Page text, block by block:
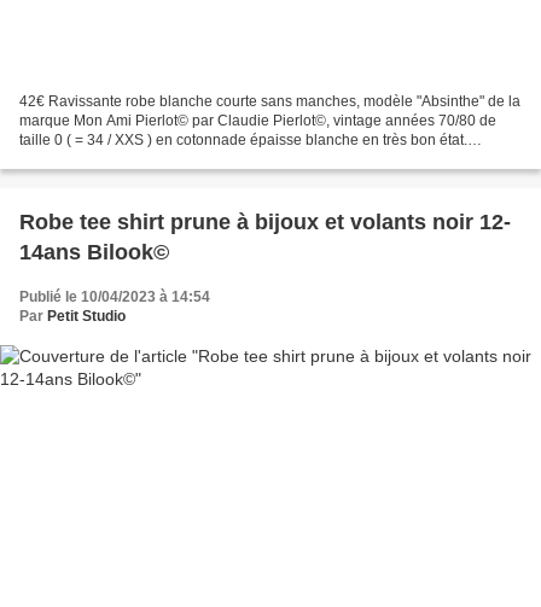
42€ Ravissante robe blanche courte sans manches, modèle "Absinthe" de la
marque Mon Ami Pierlot© par Claudie Pierlot©, vintage années 70/80 de
taille 0 ( = 34 / XXS ) en cotonnade épaisse blanche en très bon état.
Robe tee shirt prune à bijoux et volants noir 12-
14ans Bilook©
Publié le 10/04/2023 à 14:54
Par Petit Studio